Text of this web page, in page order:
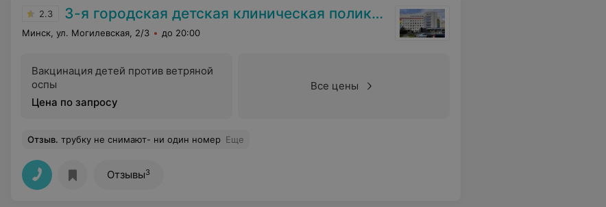
2.3 3-я городская детская клиническая поликлиника
Минск, ул. Могилевская, 2/3 до 20:00
Вакцинация детей против ветряной
оспы
Цена по запросу
Все цены
Отзыв. трубку не снимают- ни один номер Еще
Отзывы3